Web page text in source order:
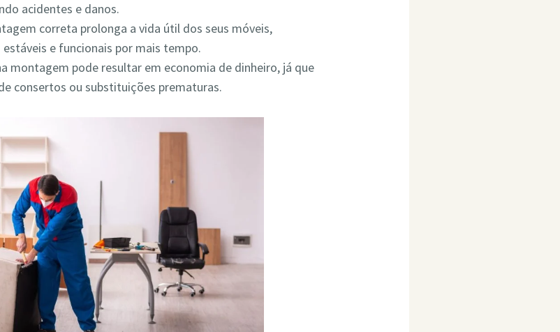
acidentes e danos.
correta prolonga a vida útil dos seus móveis,
e funcionais por mais tempo.
montagem pode resultar em economia de dinheiro, já que
consertos ou substituições prematuras.